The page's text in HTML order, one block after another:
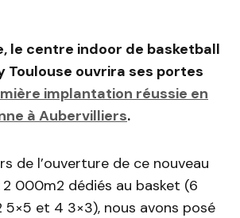
le centre indoor de basketball
Toulouse ouvrira ses portes
implantation réussie en
à Aubervilliers.
de l’ouverture de ce nouveau
000m2 dédiés au basket (6
et 4 3×3), nous avons posé